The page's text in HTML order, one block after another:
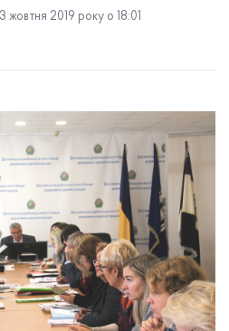
жовтня 2019 року о 18:01